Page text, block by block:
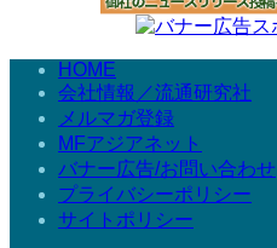
HOME
会社情報／流通研究社
メルマガ登録
MFアジアネット
バナー広告/お問い合わせ
プライバシーポリシー
サイトポリシー